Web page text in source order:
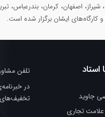
اصفهان، کرمان، بندرعباس،
کارگاه‌های ایشان برگزار شده است.
استاد
جاوید
تجاری
تلفن
در